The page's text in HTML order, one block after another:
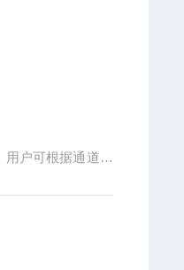
用户可根据通道数